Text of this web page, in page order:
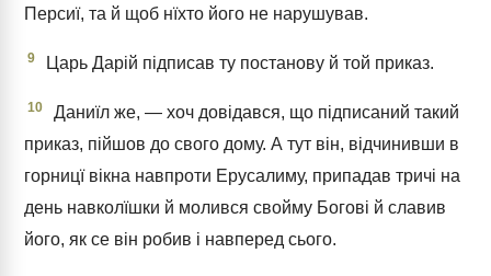
Персиї, та й щоб нїхто його не нарушував.
9 Царь Дарій підписав ту постанову й той приказ.
10
Даниїл же, — хоч довідався, що підписаний такий
приказ, пійшов до свого дому. А тут він, відчинивши в
горницї вікна навпроти Ерусалиму, припадав тричі на
день навколїшки й молився свойму Богові й славив
його, як се він робив і навперед сього.